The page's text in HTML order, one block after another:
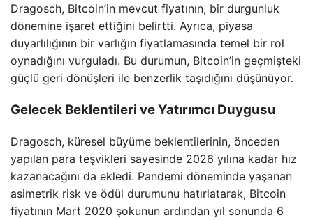
Dragosch, Bitcoin’in mevcut fiyatının, bir durgunluk
dönemine işaret ettiğini belirtti. Ayrıca, piyasa
duyarlılığının bir varlığın fiyatlamasında temel bir rol
oynadığını vurguladı. Bu durumun, Bitcoin’in geçmişteki
güçlü geri dönüşleri ile benzerlik taşıdığını düşünüyor.
Gelecek Beklentileri ve Yatırımcı Duygusu
Dragosch, küresel büyüme beklentilerinin, önceden
yapılan para teşvikleri sayesinde 2026 yılına kadar hız
kazanacağını da ekledi. Pandemi döneminde yaşanan
asimetrik risk ve ödül durumunu hatırlatarak, Bitcoin
fiyatının Mart 2020 şokunun ardından yıl sonunda 6